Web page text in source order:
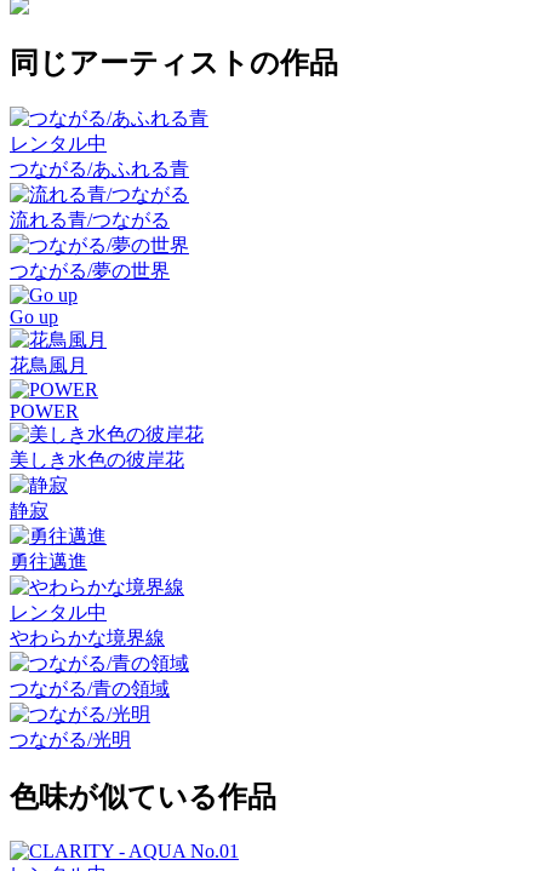
同じアーティストの作品
レンタル中
つながる/あふれる青
流れる青/つながる
つながる/夢の世界
Go up
花鳥風月
POWER
美しき水色の彼岸花
静寂
勇往邁進
レンタル中
やわらかな境界線
つながる/青の領域
つながる/光明
色味が似ている作品